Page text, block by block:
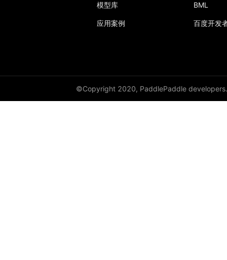
模型库
应用案例
BML
百度开发
©Copyright 2020, PaddlePaddle developers.